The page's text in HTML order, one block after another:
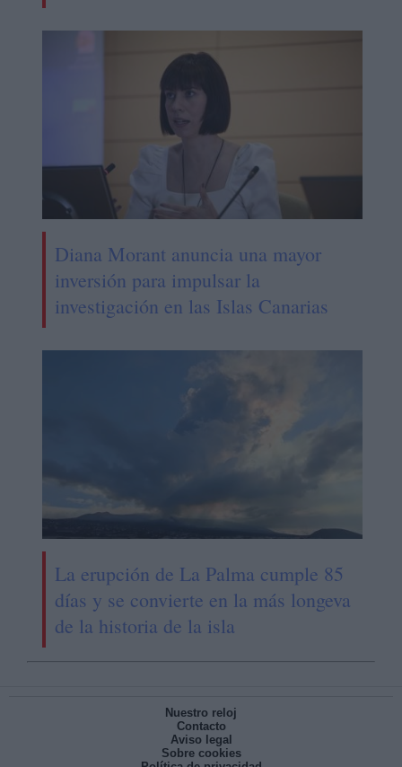
Diana Morant anuncia una mayor
inversión para impulsar la
investigación en las Islas Canarias
La erupción de La Palma cumple 85
días y se convierte en la más longeva
de la historia de la isla
Nuestro reloj
Contacto
Aviso legal
Sobre cookies